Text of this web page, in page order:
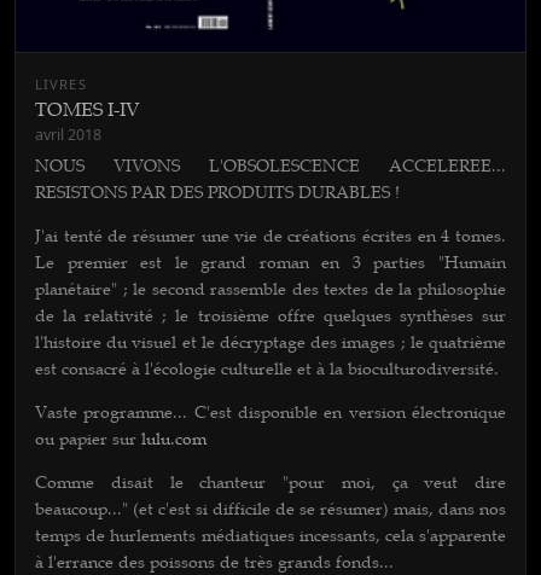
LIVRES
TOMES I-IV
avril 2018
NOUS VIVONS L'OBSOLESCENCE ACCELEREE...
RESISTONS PAR DES PRODUITS DURABLES !
J'ai tenté de résumer une vie de créations écrites en 4 tomes.
Le premier est le grand roman en 3 parties "Humain
planétaire" ; le second rassemble des textes de la philosophie
de la relativité ; le troisième offre quelques synthèses sur
l'histoire du visuel et le décryptage des images ; le quatrième
est consacré à l'écologie culturelle et à la bioculturodiversité.
Vaste programme... C'est disponible en version électronique
ou papier sur lulu.com
Comme disait le chanteur "pour moi, ça veut dire
beaucoup..." (et c'est si difficile de se résumer) mais, dans nos
temps de hurlements médiatiques incessants, cela s'apparente
à l'errance des poissons de très grands fonds...